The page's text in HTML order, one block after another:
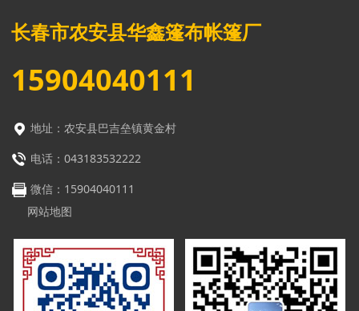
长春市农安县华鑫篷布帐篷厂
15904040111
地址：农安县巴吉垒镇黄金村
电话：043183532222
微信： 15904040111
网站地图